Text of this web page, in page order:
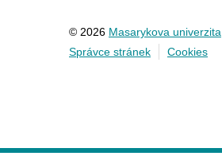
© 2026 Masarykova univerzita
Správce stránek
Cookies